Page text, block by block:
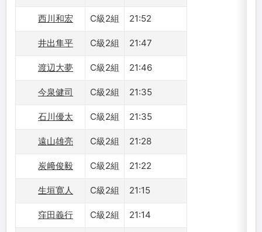
西川和宏 C級2組 21:52
井出隼平 C級2組 21:47
渡辺大夢 C級2組 21:46
今泉健司 C級2組 21:35
石川優太 C級2組 21:35
遠山雄亮 C級2組 21:28
炭﨑俊毅 C級2組 21:22
生垣寛人 C級2組 21:15
窪田義行 C級2組 21:14